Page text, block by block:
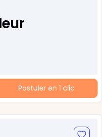
Postuler en 1 clic